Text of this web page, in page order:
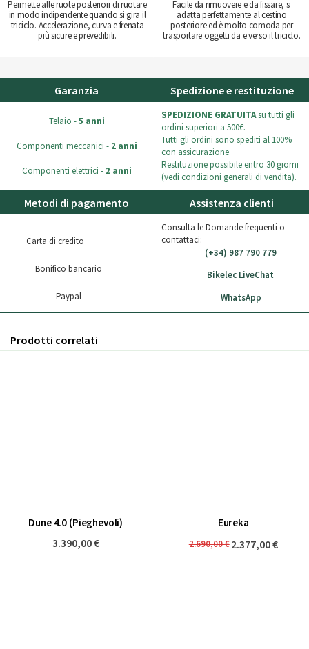
Permette alle ruote posteriori di ruotare
in modo indipendente quando si gira il
triciclo. Accelerazione, curva e frenata
più sicure e prevedibili.
Facile da rimuovere e da fissare, si
adatta perfettamente al cestino
posteriore ed è molto comoda per
trasportare oggetti da e verso il triciclo.
Garanzia
Telaio -5 anni
Componenti meccanici - 2 anni
Componenti elettrici - 2 anni
Spedizione e restituzione
SPEDIZIONE GRATUITAsu tutti gli
ordini superiori a 500€.
Tutti gli ordini sono spediti al 100%
con assicurazione
Restituzione possibile entro 30 giorni
(vedi condizioni generali di vendita).
Metodi di pagamento
Carta di credito
Bonifico bancario
Paypal
Assistenza clienti
Consulta le Domande frequenti o
contattaci:
(+34) 987 790 779
Bikelec LiveChat
WhatsApp
Prodotti correlati
Dune 4.0 (Pieghevoli)
3.390,00 €
Eureka
2.690,00 €2.377,00 €